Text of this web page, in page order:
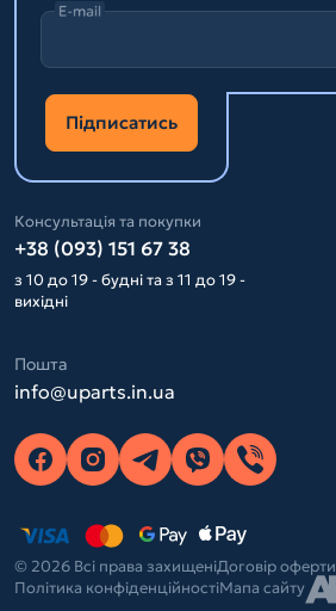
E-mail
Підписатись
Консультація та покупки
+38 (093) 151 67 38
з 10 до 19 - будні та з 11 до 19 -
вихідні
Пошта
info@uparts.in.ua
© 2026 Всі права захищеніДоговір оферти
Політика конфіденційностіМапа сайту